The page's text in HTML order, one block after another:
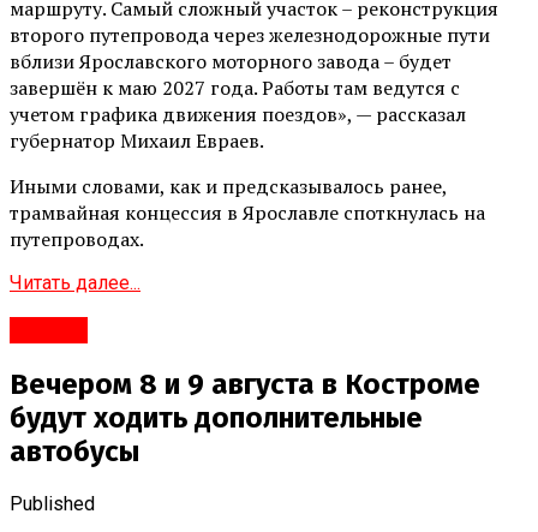
маршруту. Самый сложный участок – реконструкция
второго путепровода через железнодорожные пути
вблизи Ярославского моторного завода – будет
завершён к маю 2027 года. Работы там ведутся с
учетом графика движения поездов», — рассказал
губернатор Михаил Евраев.
Иными словами, как и предсказывалось ранее,
трамвайная концессия в Ярославле споткнулась на
путепроводах.
Читать далее...
Вечером 8 и 9 августа в Костроме
будут ходить дополнительные
автобусы
Published